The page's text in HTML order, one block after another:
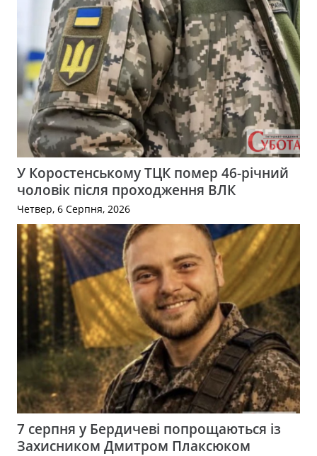
У Коростенському ТЦК помер 46-річний
чоловік після проходження ВЛК
Четвер, 6 Серпня, 2026
7 серпня у Бердичеві попрощаються із
Захисником Дмитром Плаксюком